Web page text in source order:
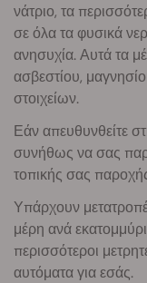
νάτριο, τα
σε όλα τα φυσικά
ανησυχία. Αυτά τα
ασβεστίου,
στοιχείων.
Εάν απευθυνθείτε
συνήθως να σας
τοπικής σας
Υπάρχουν
μέρη ανά
περισσότεροι
αυτόματα για εσάς.